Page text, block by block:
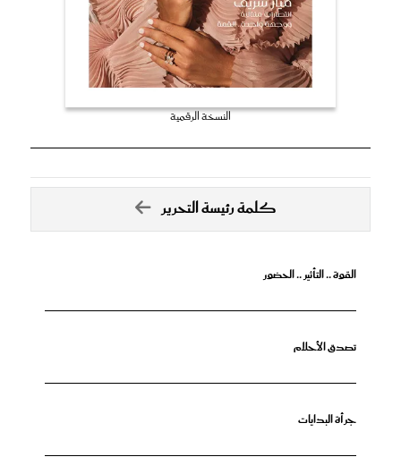
النسخة الرقمية
كلمة رئيسة التحرير
القوة .. التأثير .. الحضور
تصدق الأحلام
جرأة البدايات